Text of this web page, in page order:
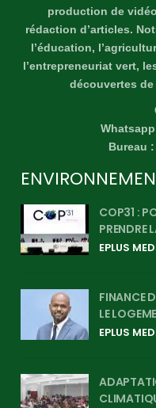
production de
rédaction d’articles.
l’éducation,
l’entrepreneuriat vert,
découvertes
Bureau :
COP31 :
PRENDRE
FINANCE
LE